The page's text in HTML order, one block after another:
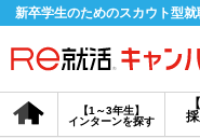
新卒学生のためのスカウト型就
【1～3年生】
インターンを探す
会員登録